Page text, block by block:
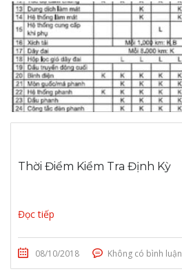
Thời Điểm Kiểm Tra Định Kỳ
Đọc tiếp
08/10/2018 Không có bình luận